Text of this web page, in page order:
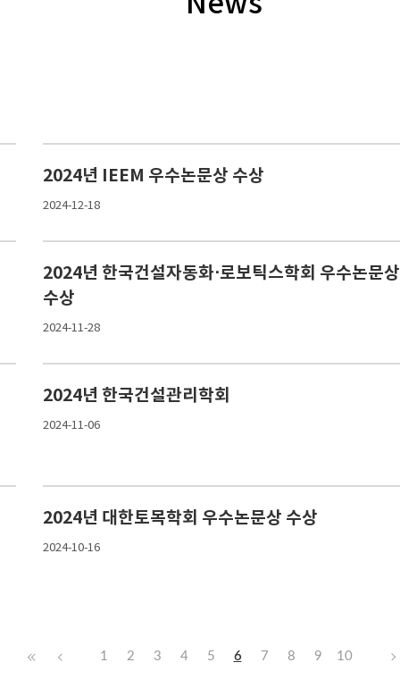
2024년 IEEM 우수논문상 수상
2024-12-18
2024년 한국건설자동화⋅로보틱스학회 우수논문상
수상
2024-11-28
2024년 한국건설관리학회
2024-11-06
2024년 대한토목학회 우수논문상 수상
2024-10-16
1 2 3 4 5 6 7 8 9 10